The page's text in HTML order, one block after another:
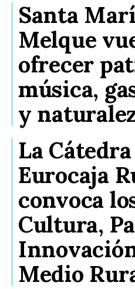
Santa
Melque
ofrecer
música,
y
La
Eurocaja
convoca
Cultura,
Medio